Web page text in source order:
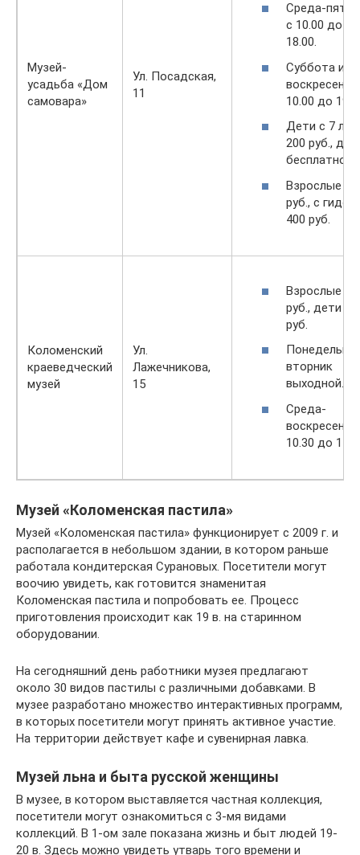
Музей-
усадьба «Дом
самовара»
Ул. Посадская,
11
Среда-
с 10.00 до
18.00.
Суббота и
воскресенье
10.00 до
Дети с 7 лет
200 руб., до 7
бесплатно.
Взрослые
руб., с гидом
400 руб.
Коломенский
краеведческий
музей
Ул.
Лажечникова,
15
Взрослые
руб., дети 50
руб.
вторник
выходной.
Среда-
воскресенье
10.30 до
Музей «Коломенская пастила»
Музей «Коломенская пастила» функционирует с 2009 г. и
располагается в небольшом здании, в котором раньше
работала кондитерская Сурановых. Посетители могут
воочию увидеть, как готовится знаменитая
Коломенская пастила и попробовать ее. Процесс
приготовления происходит как 19 в. на старинном
оборудовании.
На сегодняшний день работники музея предлагают
около 30 видов пастилы с различными добавками. В
музее разработано множество интерактивных программ,
в которых посетители могут принять активное участие.
На территории действует кафе и сувенирная лавка.
Музей льна и быта русской женщины
В музее, в котором выставляется частная коллекция,
посетители могут ознакомиться с 3-мя видами
коллекций. В 1-ом зале показана жизнь и быт людей 19-
20 в. Здесь можно увидеть утварь того времени и